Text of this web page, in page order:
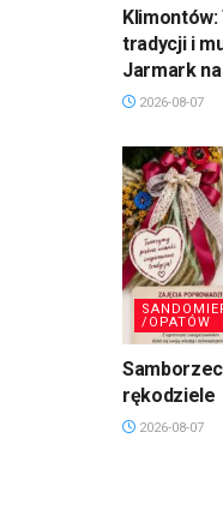
Klimontów:
tradycji i
Jarmark
2026-08-07
/OPATÓW
rękodziele
2026-08-07